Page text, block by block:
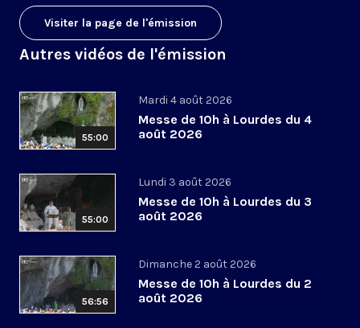
Visiter la page de l'émission
Autres vidéos de l'émission
55:00
Mardi 4 août 2026
Messe de 10h à Lourdes du 4
août 2026
55:00
Lundi 3 août 2026
Messe de 10h à Lourdes du 3
août 2026
56:56
Dimanche 2 août 2026
Messe de 10h à Lourdes du 2
août 2026